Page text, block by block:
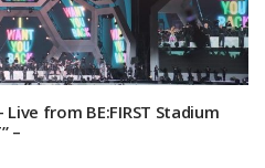
Live from BE:FIRST Stadium
–